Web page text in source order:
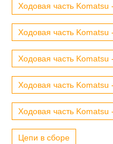
Ходовая часть Komatsu
Ходовая часть Komatsu
Ходовая часть Komatsu
Ходовая часть
Ходовая часть Komatsu
Цепи в сборе